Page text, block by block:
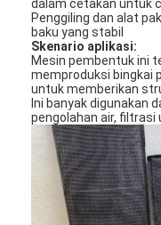
dalam cetakan untuk
Penggiling dan alat
baku yang stabil
Skenario aplikasi:
Mesin pembentuk ini
memproduksi bingkai
untuk memberikan
Ini banyak digunakan
pengolahan air, filtrasi